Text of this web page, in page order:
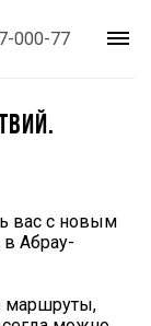
000-77
вас с новым
Абрау-
маршруты,